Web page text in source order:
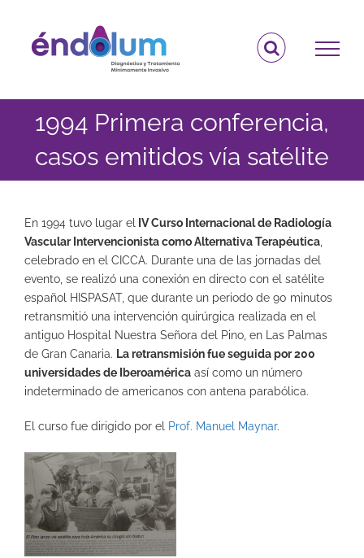
contenido
1994 Primera conferencia,
casos emitidos vía satélite
En 1994 tuvo lugar el
IV Curso Internacional de Radiología
Vascular Intervencionista como Alternativa Terapéutica
celebrado en el CICCA. Durante una de las jornadas del
evento, se realizó una conexión en directo con el satélite
español HISPASAT, que durante un periodo de 90 minutos
retransmitió una intervención quirúrgica realizada en el
antiguo Hospital Nuestra Señora del Pino, en Las Palmas
de Gran Canaria. La retransmisión fue seguida por 200
universidades de Iberoamérica así como un número
indeterminado de americanos con antena parabólica.
El curso fue dirigido por el Prof. Manuel Maynar.